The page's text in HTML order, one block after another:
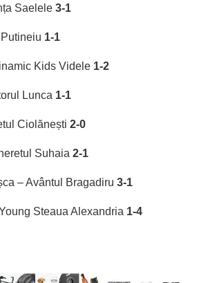
Saelele 3-1
1-1
Kids Videle 1-2
Lunca 1-1
Ciolănești 2-0
Suhaia 2-1
– Avântul Bragadiru 3-1
Steaua Alexandria 1-4